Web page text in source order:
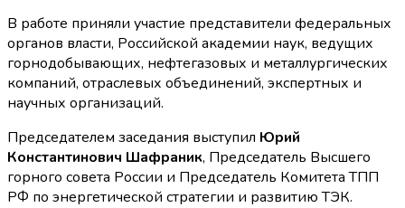
В работе приняли участие представители федеральных
органов власти, Российской академии наук, ведущих
горнодобывающих, нефтегазовых и металлургических
компаний, отраслевых объединений, экспертных и
научных организаций.
Председателем заседания выступил Юрий
Константинович Шафраник, Председатель Высшего
горного совета России и Председатель Комитета ТПП
РФ по энергетической стратегии и развитию ТЭК.